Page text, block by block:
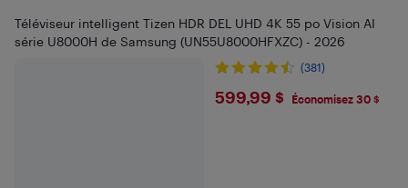
Téléviseur intelligent Tizen HDR DEL UHD 4K 55 po Vision AI
série U8000H de Samsung (UN55U8000HFXZC) - 2026
(381)
$599.99
599,99 $ Économisez 30 $